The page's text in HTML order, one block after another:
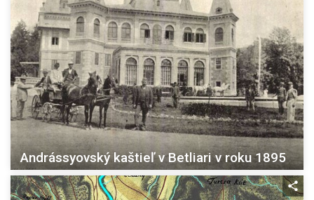
Andrássyovský kaštieľ v Betliari v roku 1895